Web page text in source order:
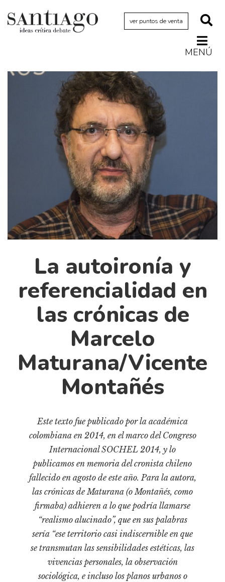
ver puntos de venta
MENÚ
Actualidad
Archivo Cenfoto-UDP
Arquetipos de situación
Cultura
Diccionario portátil de la literatura chilena
Documentos
Fragmentos
Gran reserva
Historia material de los libros
Libros
Narrativas visuales
Pensamiento
Pensamiento ilustrado
Personaje
Personajes secundarios
Relecturas
Turismo accidental
Vidas paralelas
La autoironía y
referencialidad en
las crónicas de
Marcelo
Maturana/Vicente
Montañés
Este texto fue publicado por la académica
colombiana en 2014, en el marco del Congreso
Internacional SOCHEL 2014, y lo
publicamos en memoria del cronista chileno
fallecido en agosto de este año. Para la autora,
las crónicas de Maturana (o Montañés, como
firmaba) adhieren a lo que podría llamarse
“realismo alucinado”, que en sus palabras
sería “ese territorio casi indiscernible en que
se transmutan las sensibilidades estéticas, las
vivencias personales, la observación
sociológica, e incluso los planos urbanos o